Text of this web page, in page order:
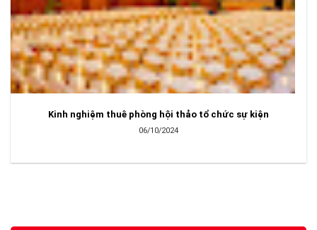
Kinh nghiệm thuê phòng hội thảo tổ chức sự kiện
06/10/2024